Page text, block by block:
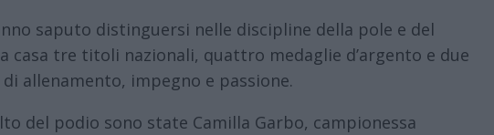
saputo distinguersi nelle discipline della pole e del
casa tre titoli nazionali, quattro medaglie d’argento e due
allenamento, impegno e passione.
del podio sono state Camilla Garbo, campionessa